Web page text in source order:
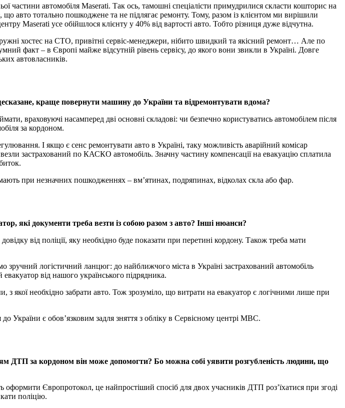
частини автомобіля Maserati. Так ось, тамошні спеціалісти примудрилися скласти кошторис на
авто тотально пошкоджене та не підлягає ремонту. Тому, разом із клієнтом ми вирішили
Maserati усе обійшлося клієнту у 40% від вартості авто. Тобто різниця дуже відчутна.
хостес на СТО, привітні сервіс-менеджери, нібито швидкий та якісний ремонт… Але по
факт – в Європі майже відсутній рівень сервісу, до якого вони звикли в Україні. Довге
автовласників.
краще повернути машину до України та відремонтувати вдома?
враховуючі насамперед дві основні складові: чи безпечно користуватись автомобілем після
за кордоном.
І якщо є сенс ремонтувати авто в Україні, таку можливість аварійний комісар
застрахований по КАСКО автомобіль. Значну частину компенсації на евакуацію сплатила
при незначних пошкодженнях – вм’ятинах, подряпинах, відколах скла або фар.
які документи треба везти із собою разом з авто? Інші нюанси?
від поліції, яку необхідно буде показати при перетині кордону. Також треба мати
логістичний ланцюг: до найближчого міста в Україні застрахований автомобіль
від нашого українського підрядника.
з якої необхідно забрати авто. Тож зрозуміло, що витрати на евакуатор є логічними лише при
України є обов’язковим задля зняття з обліку в Сервісному центрі МВС.
ДТП за кордоном він може допомогти? Бо можна собі уявити розгубленість людини, що
Європротокол, це найпростіший спосіб для двох учасників ДТП роз’їхатися при згоді
поліцію.